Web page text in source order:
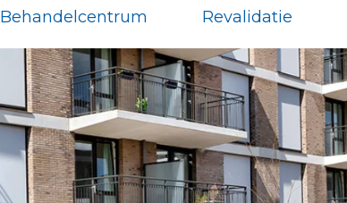
Behandelcentrum Revalidatie